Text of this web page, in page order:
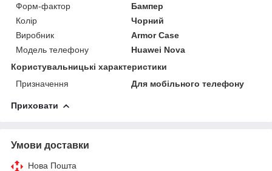
Форм-фактор
Бампер
Колір
Чорний
Виробник
Armor Case
Модель телефону
Huawei Nova
Користувальницькі характеристики
Призначення
Для мобільного телефону
Приховати
Умови доставки
Нова Пошта